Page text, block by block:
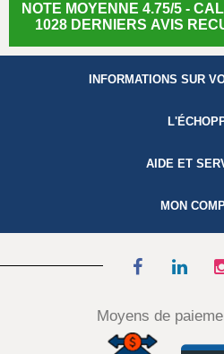
NOTE MOYENNE 4.75/5 -
1028 DERNIERS AVIS
INFORMATIONS SUR
AIDE ET
MON
Moyens de